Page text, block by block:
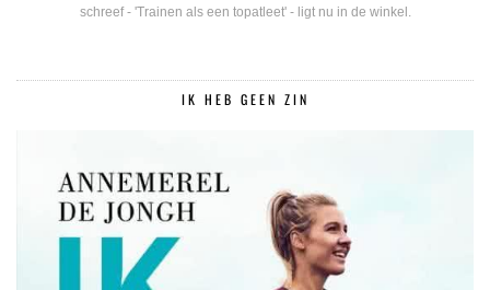
schreef - 'Trainen als een topatleet' - ligt nu in de winkel.
IK HEB GEEN ZIN